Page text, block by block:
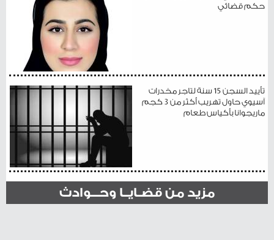
حكم قضائي
تأييد السجن 15 سنة لتاجر مخدرات
آسيوي حاول تهريب أكثر من 3 كجم
ماريجوانا بأكياس طعام
مزيد من قضـايــا وحـــوادث